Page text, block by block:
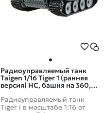
Радиоуправляемый танк
Taigen 1/16 Tiger 1 (ранняя
версия) HC, башня на 360,
ствола V3, TG3818-1C-BTR3.0
Радиоуправляемый танк
Tiger I в масштабе 1:16 от